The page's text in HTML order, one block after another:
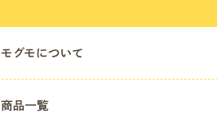
モグモについて
商品一覧